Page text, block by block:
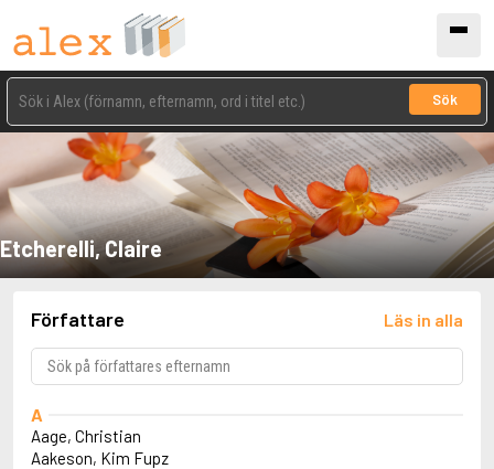
Sök
Etcherelli, Claire
Författare Läs in alla
A
Aage, Christian
Aakeson, Kim Fupz